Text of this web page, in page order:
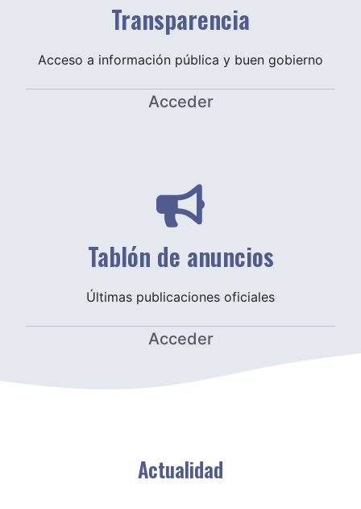
Transparencia
Acceso a información pública y buen gobierno
Acceder
Tablón de anuncios
Últimas publicaciones oficiales
Acceder
Actualidad